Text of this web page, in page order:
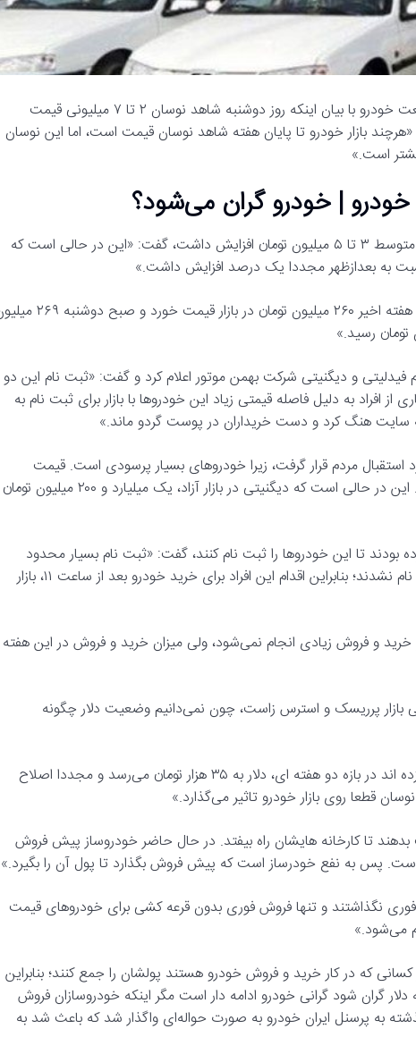
رسانه مدیاتی – گزارش‌های اخیر نشان می‌دهد یک کارشناس صنعت خودرو با بیان اینکه روز دوشنبه شاهد نوسان ۲ تا ۷ میلیونی قیمت
بازار خودرو تا پایان هفته شاهد نوسان قیمت است، اما این نوسان
است.»
خودرو | خودرو گران می‌شود؟
نسترن انتظامی با تاکید بر اینکه روز گذشته قیمت خودرو به طور متوسط ۳ تا ۵ میلیون تومان افزایش داشت، گفت: «این در حالی است که
به بعدازظهر مجددا یک درصد افزایش داشت.»
این کارشناس صنعت خودرو همچنین گفت: «پژو ۲۰۶ روز یکشنبه هفته اخیر ۲۶۰ میلیون تومان در بازار
و دیگنیتی شرکت بهمن موتور اعلام کرد و گفت: «ثبت نام این دو
بسیاری از افراد به دلیل فاصله قیمتی زیاد این خودرو‌ها با بازار برای ثبت نام به
سایت هنگ کرد و دست خریداران در پوست گردو ماند.»
استقبال مردم قرار گرفت، زیرا خودرو‌های بسیار پرسودی است. قیمت
کارخانه این دو مدل خودرو در بازه ۷۰۰ تا ۸۰۰ میلیون تومان است. این در حالی است که دیگنیتی در بازار آزاد، یک میلیارد و ۲۰۰ میلیون تومان
بودند تا این خودرو‌ها را ثبت نام کنند، گفت: «ثبت نام بسیار محدود
صورت گرفت. سیستم هم هنگ کرد و اکثر خریداران موفق به ثبت نام نشدند؛ بنابراین اقدام این افراد برای خرید خودرو بعد از ساعت ۱۱، بازار
و خرید و فروش زیادی انجام نمی‌شود، ولی میزان خرید و فروش در این هفته
بازار پرریسک و استرس زاست، چون نمی‌دانیم وضعیت دلار چگونه
این فعال بازار خودرو با بیان اینکه بسیاری از اقتصاددانان تخمین زده اند در بازه دو هفته ای، دلار به ۳۵ هزار تومان می‌رسد و مجددا اصلاح
تا کارخانه هایشان راه بیفتد. در حال حاضر خودروساز پیش فروش
پس به نفع خودرساز است که پیش فروش بگذارد تا پول آن را بگیرد.»
نگذاشتند و تنها فروش فوری بدون قرعه کشی برای خودرو‌های قیمت
که در کار خرید و فروش خودرو هستند پولشان را جمع کنند؛ بنابراین
گران شود گرانی خودرو ادامه دار است مگر اینکه خودروسازان فروش
بازار شود. ۲ هزار خودرو هفته گذشته به پرسنل ایران خودرو به صورت حواله‌ای واگذار شد که باعث شد به